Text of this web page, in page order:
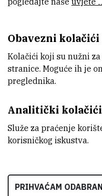
Laboratorij za
Voditelj:dr. sc. Ivančica
Obavezni kolačići
Kolačići koji su nužni
stranice. Moguće ih je
preglednika.
Analitički kolačići
Služe za praćenje
korisničkog iskustva.
PRIHVAĆAM